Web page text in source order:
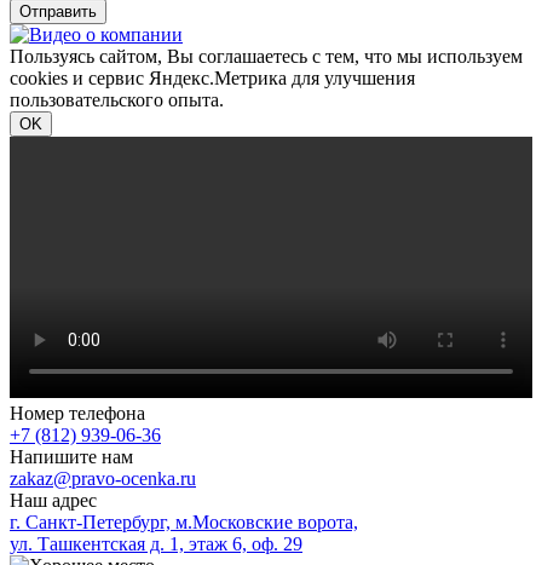
Пользуясь сайтом, Вы соглашаетесь с тем, что мы используем
cookies и сервис Яндекс.Метрика для улучшения
пользовательского опыта.
OK
Номер телефона
+7 (812) 939-06-36
Напишите нам
zakaz@pravo-ocenka.ru
Наш адрес
г. Санкт-Петербург, м.Московские ворота,
ул. Ташкентская д. 1, этаж 6, оф. 29